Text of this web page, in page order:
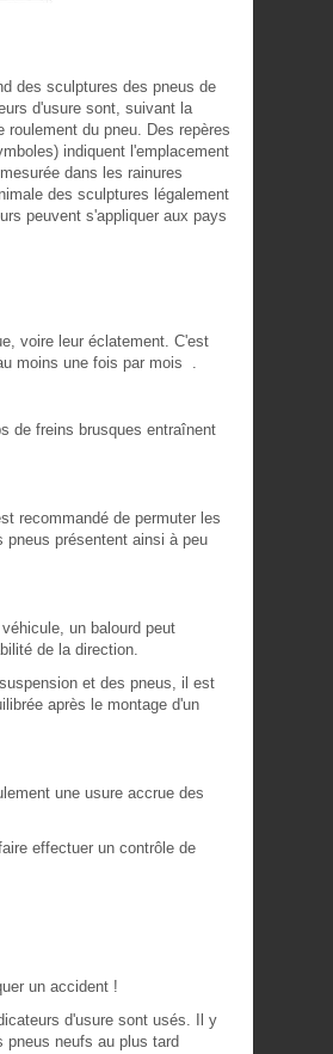
des sculptures des pneus de
d'usure sont, suivant la
du pneu. Des repères
indiquent l'emplacement
dans les rainures
des sculptures légalement
peuvent s'appliquer aux pays
voire leur éclatement. C'est
moins une fois par mois .
de freins brusques entraînent
recommandé de permuter les
présentent ainsi à peu
un balourd peut
de la direction.
et des pneus, il est
après le montage d'un
une usure accrue des
effectuer un contrôle de
un accident !
d'usure sont usés. Il y
pneus neufs au plus tard